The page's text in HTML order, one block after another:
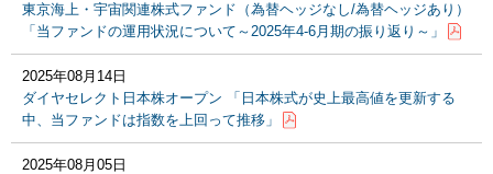
東京海上・宇宙関連株式ファンド（為替ヘッジなし/為替ヘッジあり）
「当ファンドの運用状況について～2025年4-6月期の振り返り～」
2025年08月14日
ダイヤセレクト日本株オープン 「日本株式が史上最高値を更新する
中、当ファンドは指数を上回って推移」
2025年08月05日